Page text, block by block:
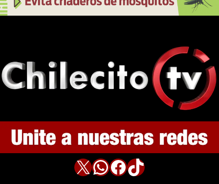
X WhatsApp Facebook TikTok